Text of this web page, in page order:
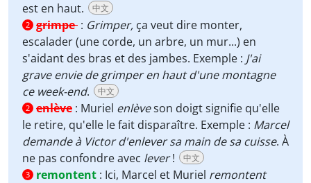
est en haut.
中文
2 grimpe : Grimper, ça veut dire monter,
escalader (une corde, un arbre, un mur...) en
s'aidant des bras et des jambes. Exemple : J'ai
grave envie de grimper en haut d'une montagne
ce week-end. 中文
2 enlève : Muriel enlèveson doigt signifie qu'elle
le retire, qu'elle le fait disparaître. Exemple : Marcel
demande à Victor d'enlever sa main de sa cuisse. À
ne pas confondre avec lever! 中文
3 remontent : Ici, Marcel et Muriel remontent